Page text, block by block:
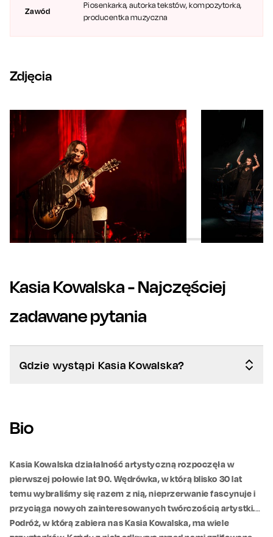
Zawód
Piosenkarka, autorka tekstów, kompozytorka,
producentka muzyczna
Zdjęcia
Kasia Kowalska- Najczęściej
zadawane pytania
Gdzie wystąpi Kasia Kowalska?
Bio
Kasia Kowalska działalność artystyczną rozpoczęła w
pierwszej połowie lat 90. Wędrówka, w którą blisko 30 lat
temu wybraliśmy się razem z nią, nieprzerwanie fascynuje i
przyciąga nowych zainteresowanych twórczością artystki.
Podróż, w którą zabiera nas Kasia Kowalska, ma wiele